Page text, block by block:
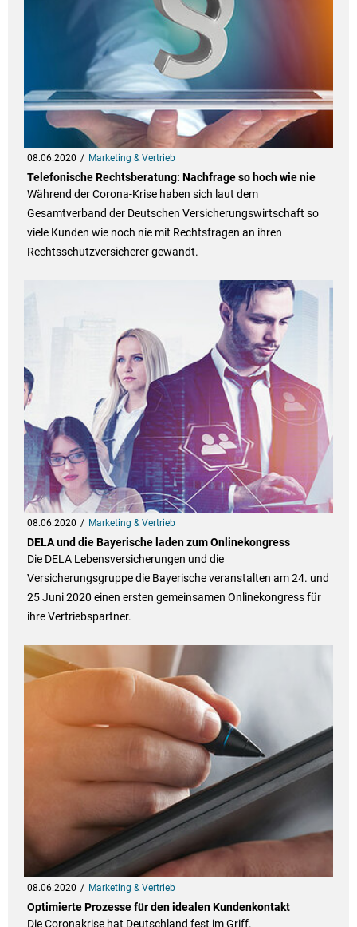
08.06.2020 Marketing & Vertrieb
Telefonische Rechtsberatung: Nachfrage so hoch wie nie
Während der Corona-Krise haben sich laut dem
Gesamtverband der Deutschen Versicherungswirtschaft so
viele Kunden wie noch nie mit Rechtsfragen an ihren
Rechtsschutzversicherer gewandt.
08.06.2020 Marketing & Vertrieb
DELA und die Bayerische laden zum Onlinekongress
Die DELA Lebensversicherungen und die
Versicherungsgruppe die Bayerische veranstalten am 24. und
25 Juni 2020 einen ersten gemeinsamen Onlinekongress für
ihre Vertriebspartner.
08.06.2020 Marketing & Vertrieb
Optimierte Prozesse für den idealen Kundenkontakt
Die Coronakrise hat Deutschland fest im Griff.